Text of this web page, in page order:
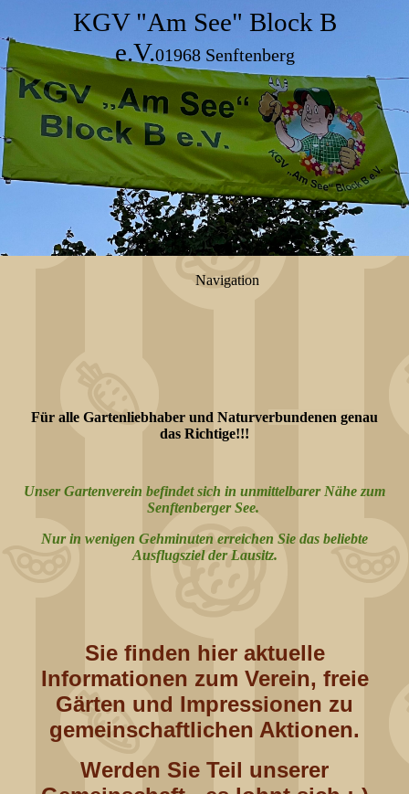
KGV "Am See" Block B
e.V.01968 Senftenberg
Navigation
Für alle Gartenliebhaber und Naturverbundenen genau
das Richtige!!!
Unser Gartenverein befindet sich in unmittelbarer Nähe zum
Senftenberger See.
Nur in wenigen Gehminuten erreichen Sie das beliebte
Ausflugsziel der Lausitz.
Sie finden hier aktuelle
Informationen zum Verein, freie
Gärten und Impressionen zu
gemeinschaftlichen Aktionen.
Werden Sie Teil unserer